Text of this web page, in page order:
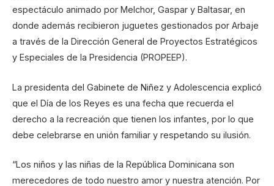
espectáculo animado por Melchor, Gaspar y Baltasar, en
donde además recibieron juguetes gestionados por Arbaje
a través de la Dirección General de Proyectos Estratégicos
y Especiales de la Presidencia (PROPEEP).
La presidenta del Gabinete de Niñez y Adolescencia explicó
que el Día de los Reyes es una fecha que recuerda el
derecho a la recreación que tienen los infantes, por lo que
debe celebrarse en unión familiar y respetando su ilusión.
“Los niños y las niñas de la República Dominicana son
merecedores de todo nuestro amor y nuestra atención. Por